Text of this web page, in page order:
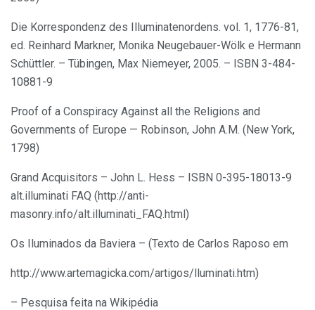
Die Korrespondenz des Illuminatenordens. vol. 1, 1776-81,
ed. Reinhard Markner, Monika Neugebauer-Wölk e Hermann
Schüttler. – Tübingen, Max Niemeyer, 2005. – ISBN 3-484-
10881-9
Proof of a Conspiracy Against all the Religions and
Governments of Europe — Robinson, John A.M. (New York,
1798)
Grand Acquisitors – John L. Hess – ISBN 0-395-18013-9
alt.illuminati FAQ (http://anti-
masonry.info/alt.illuminati_FAQ.html)
Os Iluminados da Baviera – (Texto de Carlos Raposo em
http://www.artemagicka.com/artigos/lluminati.htm)
– Pesquisa feita na Wikipédia